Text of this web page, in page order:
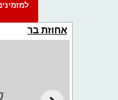
אחוזת בר